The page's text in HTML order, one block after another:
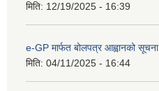
मिति: 12/19/2025 - 16:39
e-GP मार्फत बोलपत्र आह्वानको सूचना
मिति: 04/11/2025 - 16:44